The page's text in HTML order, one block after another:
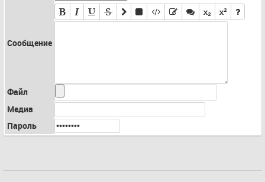
Сообщение
Файл
Медиа
Пароль